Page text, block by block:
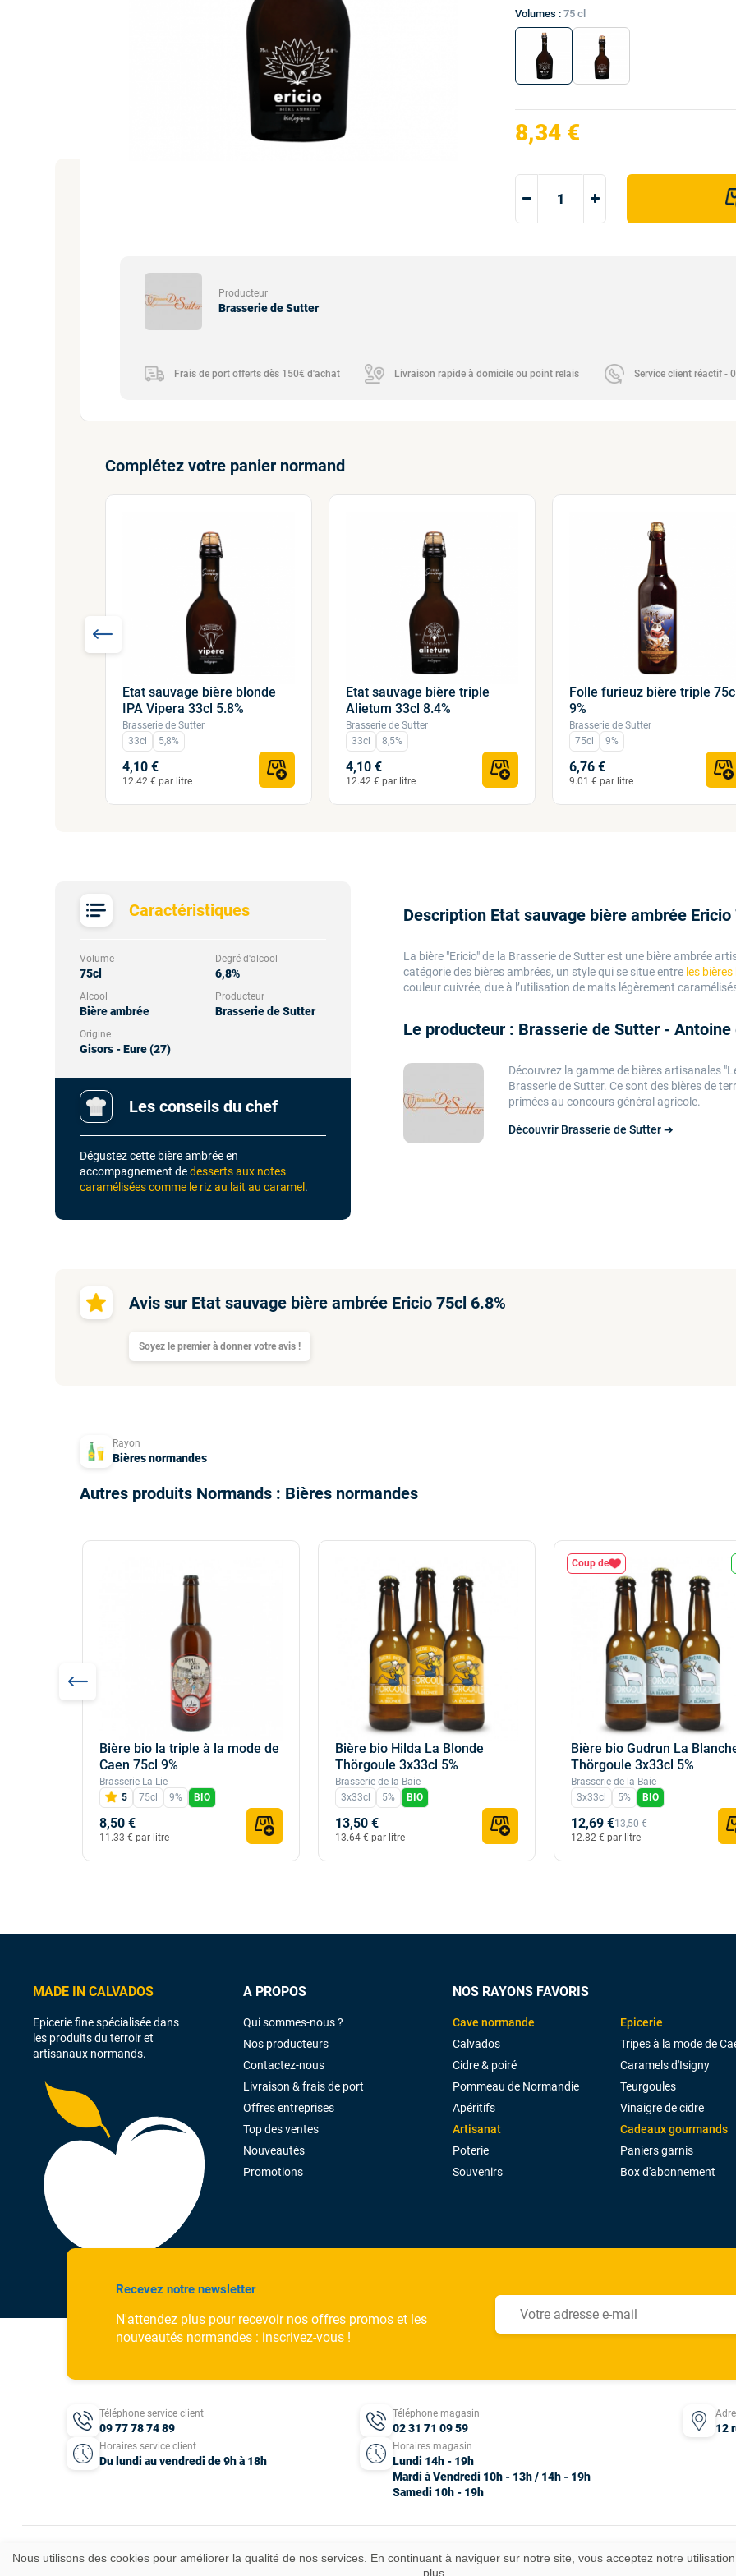
Volumes :75 cl
8,34 €
Producteur
Brasserie de Sutter
Frais de port offerts dès 150€ d'achat Livraison rapide à domicile ou point relais Service client réactif -
Complétez votre panier normand
Etat sauvage bière blonde
IPA Vipera 33cl 5.8%
Brasserie de Sutter
33cl
5,8%
4,10 €
12.42 € par litre
Etat sauvage bière triple
Alietum 33cl 8.4%
Brasserie de Sutter
33cl
8,5%
4,10 €
12.42 € par litre
Folle furieuz bière triple
9%
Brasserie de Sutter
75cl
9%
6,76 €
9.01 € par litre
Caractéristiques
Volume
75cl
Degré d'alcool
6,8%
Alcool
Bière ambrée
Producteur
Brasserie de Sutter
Origine
Gisors - Eure (27)
Les conseils du chef
Dégustez cette bière ambrée en
accompagnement dedesserts aux notes
caramélisées comme le riz au lait au caramel .
Description Etat sauvage bière ambrée Ericio
La bière "Ericio" de la Brasserie de Sutter est une bière ambrée
catégorie des bières ambrées, un style qui se situe entre les
couleur cuivrée, due à l’utilisation de malts légèrement
Le producteur : Brasserie de Sutter -
Découvrez la gamme de bières artisanales
Brasserie de Sutter. Ce sont des bières de
primées au concours général agricole.
Découvrir Brasserie de Sutter ➔
Avis sur Etat sauvage bière ambrée Ericio 75cl 6.8%
Soyez le premier à donner votre avis !
Rayon
Bières normandes
Autres produits Normands : Bières normandes
Bière bio la triple à la mode de
Caen 75cl 9%
Brasserie La Lie
5
75cl 9% BIO
8,50 €
11.33 € par litre
Bière bio Hilda La Blonde
Thörgoule 3x33cl 5%
Brasserie de la Baie
3x33cl
5% BIO
13,50 €
13.64 € par litre
Coup de
Bière bio Gudrun La
Thörgoule 3x33cl 5%
Brasserie de la Baie
3x33cl
5% BIO
12,69 €13,50 €
12.82 € par litre
MADE IN CALVADOS
Epicerie fine spécialisée dans
les produits du terroir et
artisanaux normands.
A PROPOS
Qui sommes-nous ?
Nos producteurs
Contactez-nous
Livraison & frais de port
Offres entreprises
Top des ventes
Nouveautés
Promotions
NOS RAYONS FAVORIS
Cave normande
Calvados
Cidre & poiré
Pommeau de Normandie
Apéritifs
Artisanat
Poterie
Souvenirs
Epicerie
Tripes à la mode de
Caramels d'Isigny
Teurgoules
Vinaigre de cidre
Cadeaux gourmands
Paniers garnis
Box d'abonnement
Recevez notre newsletter
N'attendez plus pour recevoir nos offres promos et les
nouveautés normandes : inscrivez-vous !
Téléphone service client
09 77 78 74 89
Horaires service client
Du lundi au vendredi de 9h à 18h
Téléphone magasin
02 31 71 09 59
Horaires magasin
Lundi 14h - 19h
Mardi à Vendredi 10h - 13h / 14h - 19h
Samedi 10h - 19h
12
Nous utilisons des cookies pour améliorer la qualité de nos services. En continuant à naviguer sur notre site, vous acceptez notre utilisation
plus
Mentions légalesCGVDonnées personnellesPlan du siteIdées cadeaux© 2025 Tous droits réservés.